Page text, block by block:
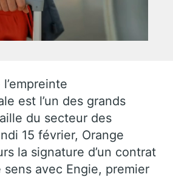
est l’un des grands
du secteur des
15 février, Orange
la signature d’un contrat
sens avec Engie, premier